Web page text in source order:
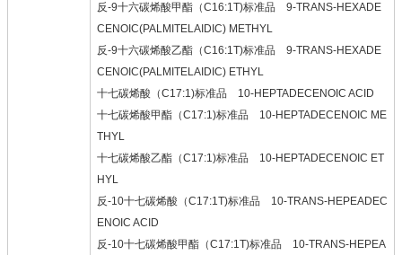
反-9十六碳烯酸甲酯（C16:1T)标准品 9-TRANS-HEXADE
CENOIC(PALMITELAIDIC) METHYL
反-9十六碳烯酸乙酯（C16:1T)标准品 9-TRANS-HEXADE
CENOIC(PALMITELAIDIC) ETHYL
十七碳烯酸（C17:1)标准品 10-HEPTADECENOIC ACID
十七碳烯酸甲酯（C17:1)标准品 10-HEPTADECENOIC ME
THYL
十七碳烯酸乙酯（C17:1)标准品 10-HEPTADECENOIC ET
HYL
反-10十七碳烯酸（C17:1T)标准品 10-TRANS-HEPEADEC
ENOIC ACID
反-10十七碳烯酸甲酯（C17:1T)标准品 10-TRANS-HEPEA